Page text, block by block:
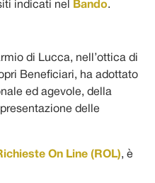
indicati nel
Bando.
di Lucca, nell’ottica di
Beneficiari, ha adottato
ed agevole, della
delle
On Line (ROL), è